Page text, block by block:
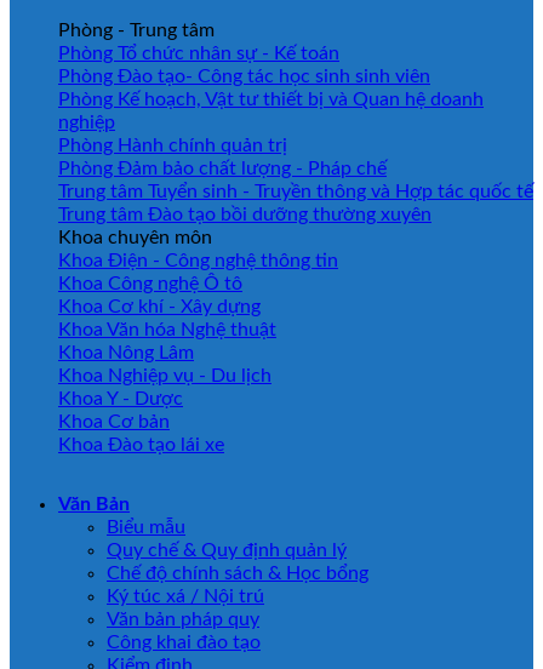
Phòng - Trung tâm
Phòng Tổ chức nhân sự - Kế toán
Phòng Đào tạo- Công tác học sinh sinh viên
Phòng Kế hoạch, Vật tư thiết bị và Quan hệ doanh
nghiệp
Phòng Hành chính quản trị
Phòng Đảm bảo chất lượng - Pháp chế
Trung tâm Tuyển sinh - Truyền thông và Hợp tác quốc tế
Trung tâm Đào tạo bồi dưỡng thường xuyên
Khoa chuyên môn
Khoa Điện - Công nghệ thông tin
Khoa Công nghệ Ô tô
Khoa Cơ khí - Xây dựng
Khoa Văn hóa Nghệ thuật
Khoa Nông Lâm
Khoa Nghiệp vụ - Du lịch
Khoa Y - Dược
Khoa Cơ bản
Khoa Đào tạo lái xe
Văn Bản
Biểu mẫu
Quy chế & Quy định quản lý
Chế độ chính sách & Học bổng
Ký túc xá / Nội trú
Văn bản pháp quy
Công khai đào tạo